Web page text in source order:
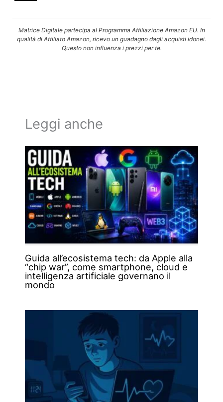
Matrice Digitale partecipa al Programma Affiliazione Amazon EU. In
qualità di Affiliato Amazon, ricevo un guadagno dagli acquisti idonei.
Questo non influenza i prezzi per te.
Leggi anche
Guida all’ecosistema tech: da Apple alla
“chip war”, come smartphone, cloud e
intelligenza artificiale governano il
mondo